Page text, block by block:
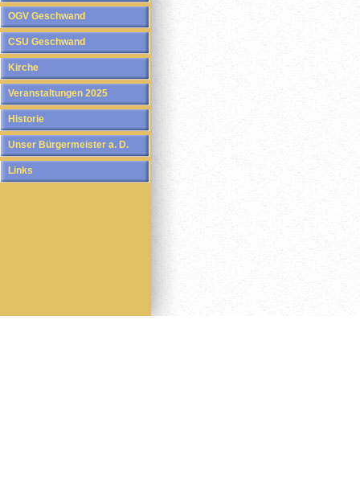
OGV Geschwand
CSU Geschwand
Kirche
Veranstaltungen 2025
Historie
Unser Bürgermeister a. D.
Links